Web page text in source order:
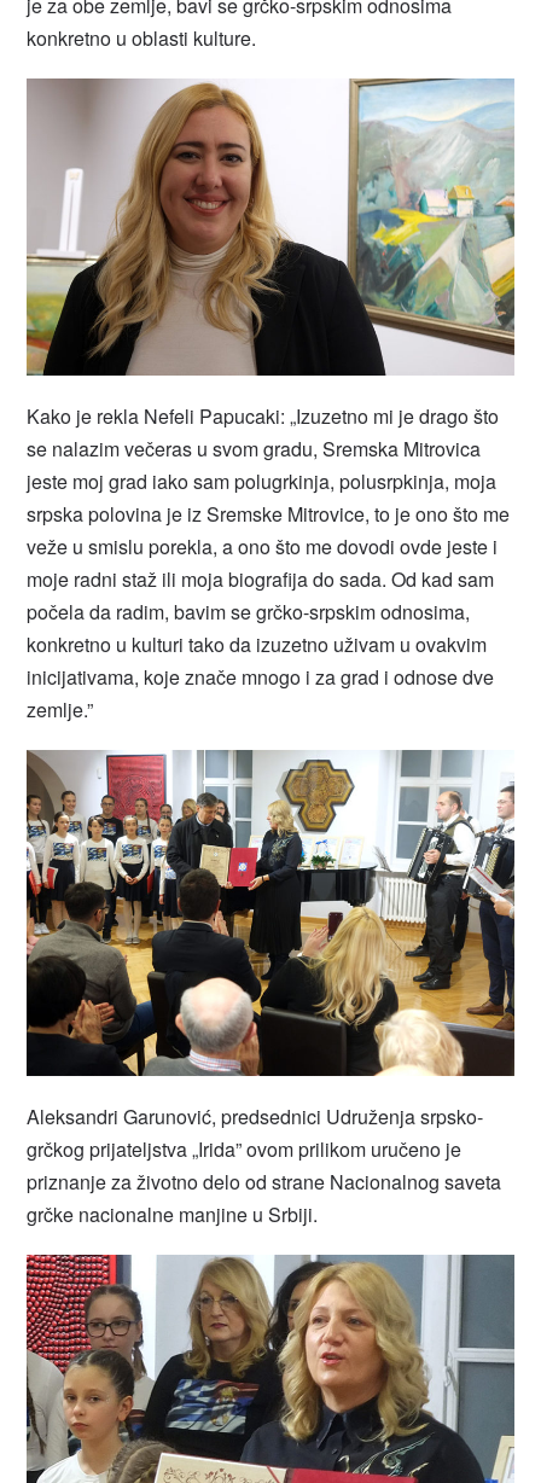
konkretno u oblasti kulture.
Kako je rekla Nefeli Papucaki: „Izuzetno mi je drago što
se nalazim večeras u svom gradu, Sremska Mitrovica
jeste moj grad iako sam polugrkinja, polusrpkinja, moja
srpska polovina je iz Sremske Mitrovice, to je ono što me
veže u smislu porekla, a ono što me dovodi ovde jeste i
moje radni staž ili moja biografija do sada. Od kad sam
počela da radim, bavim se grčko-srpskim odnosima,
konkretno u kulturi tako da izuzetno uživam u ovakvim
inicijativama, koje znače mnogo i za grad i odnose dve
zemlje.”
Aleksandri Garunović, predsednici Udruženja srpsko-
grčkog prijateljstva „Irida” ovom prilikom uručeno je
priznanje za životno delo od strane Nacionalnog saveta
grčke nacionalne manjine u Srbiji.